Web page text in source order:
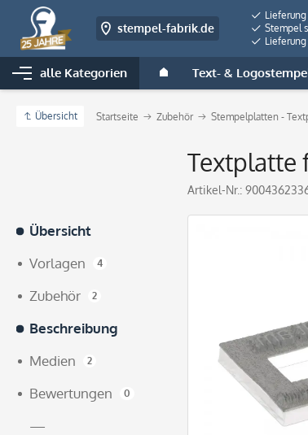
stempel-fabrik.de
Stempel
alle Kategorien Text- &
Übersicht Startseite Zubehör Stempelplatten -
Textplatte
Artikel-Nr.:
Übersicht
Vorlagen
4
Zubehör 2
Beschreibung
Medien
2
Bewertungen 0
—